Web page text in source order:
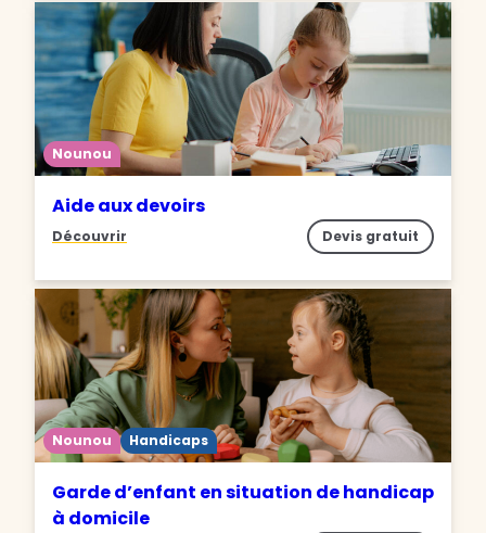
Nounou
Aide aux devoirs
Découvrir Devis gratuit
Nounou Handicaps
Garde d’enfant en situation de handicap
à domicile